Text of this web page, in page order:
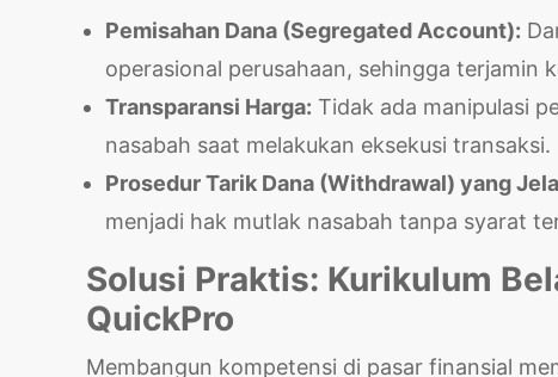
Pemisahan Dana (Segregated Account):
operasional perusahaan, sehingga terjamin
Transparansi Harga: Tidak ada manipulasi
nasabah saat melakukan eksekusi transaksi.
Prosedur Tarik Dana (Withdrawal) yang
menjadi hak mutlak nasabah tanpa syarat
Solusi Praktis: Kurikulum
QuickPro
Membangun kompetensi di pasar finansial